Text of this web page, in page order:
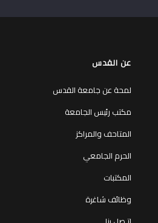
عن القدس
لمحة عن جامعة القدس
مكتب رئيس الجامعة
المتاحف والمراكز
الحرم الجامعي
المكتبات
وظائف شاغرة